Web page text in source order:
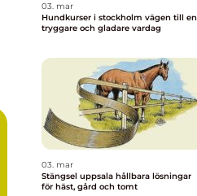
03. mar
Hundkurser i stockholm vägen till en
tryggare och gladare vardag
03. mar
Stängsel uppsala hållbara lösningar
för häst, gård och tomt